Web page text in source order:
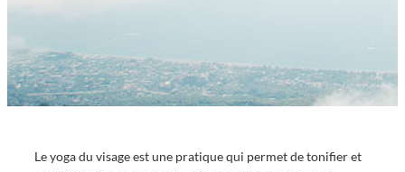
Le yoga du visage est une pratique qui permet de tonifier et